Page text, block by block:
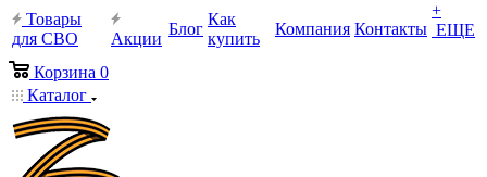
Товары
для СВО
Акции
Блог
Как
купить
Компания Контакты
+
ЕЩЕ
Корзина 0
Каталог